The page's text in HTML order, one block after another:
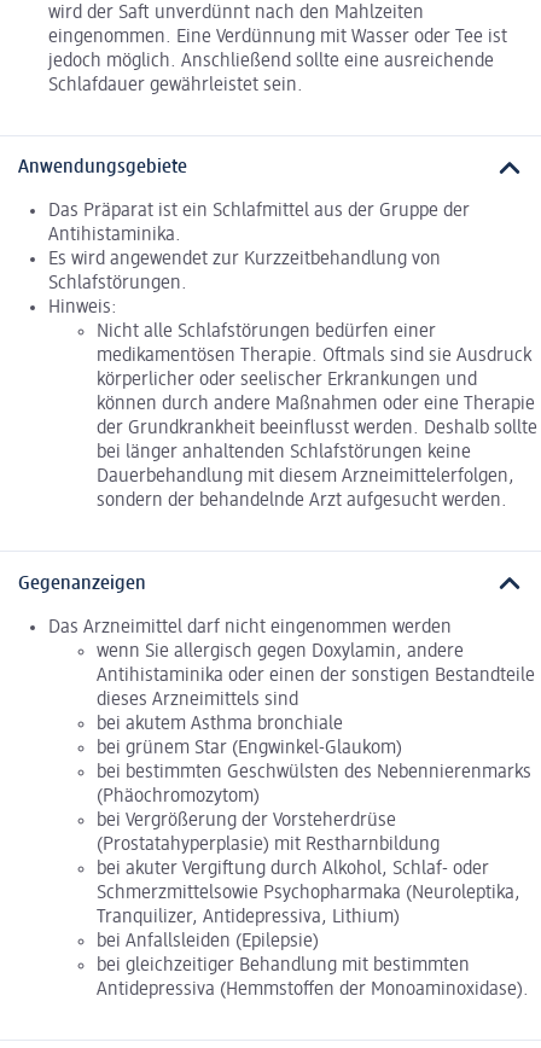
wird der Saft unverdünnt nach den Mahlzeiten
eingenommen. Eine Verdünnung mit Wasser oder Tee ist
jedoch möglich. Anschließend sollte eine ausreichende
Schlafdauer gewährleistet sein.
Anwendungsgebiete
Das Präparat ist ein Schlafmittel aus der Gruppe der
Antihistaminika.
Es wird angewendet zur Kurzzeitbehandlung von
Schlafstörungen.
Hinweis:
Nicht alle Schlafstörungen bedürfen einer
medikamentösen Therapie. Oftmals sind sie Ausdruck
körperlicher oder seelischer Erkrankungen und
können durch andere Maßnahmen oder eine Therapie
der Grundkrankheit beeinflusst werden. Deshalb sollte
bei länger anhaltenden Schlafstörungen keine
Dauerbehandlung mit diesem Arzneimittelerfolgen,
sondern der behandelnde Arzt aufgesucht werden.
Gegenanzeigen
Das Arzneimittel darf nicht eingenommen werden
wenn Sie allergisch gegen Doxylamin, andere
Antihistaminika oder einen der sonstigen Bestandteile
dieses Arzneimittels sind
bei akutem Asthma bronchiale
bei grünem Star (Engwinkel-Glaukom)
bei bestimmten Geschwülsten des Nebennierenmarks
(Phäochromozytom)
bei Vergrößerung der Vorsteherdrüse
(Prostatahyperplasie) mit Restharnbildung
bei akuter Vergiftung durch Alkohol, Schlaf- oder
Schmerzmittelsowie Psychopharmaka (Neuroleptika,
Tranquilizer, Antidepressiva, Lithium)
bei Anfallsleiden (Epilepsie)
bei gleichzeitiger Behandlung mit bestimmten
Antidepressiva (Hemmstoffen der Monoaminoxidase).